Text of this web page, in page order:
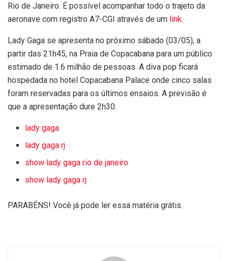
Rio de Janeiro. É possível acompanhar todo o trajeto da
aeronave com registro A7-CGI através de um link.
Lady Gaga se apresenta no próximo sábado (03/05), a
partir das 21h45, na Praia de Copacabana para um público
estimado de 1.6 milhão de pessoas. A diva pop ficará
hospedada no hotel Copacabana Palace onde cinco salas
foram reservadas para os últimos ensaios. A previsão é
que a apresentação dure 2h30.
lady gaga
lady gaga rj
show lady gaga rio de janeiro
show lady gaga rj
PARABÉNS! Você já pode ler essa matéria grátis.